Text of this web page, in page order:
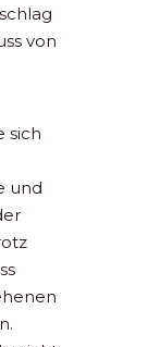
von
sich
und